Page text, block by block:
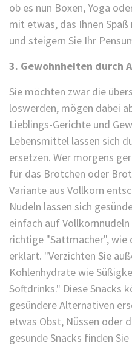
ob es nun Boxen, Yoga
mit etwas, das Ihnen
und steigern Sie Ihr
3. Gewohnheiten durch
Sie möchten zwar die
loswerden, mögen dabei
Lieblings-Gerichte und
Lebensmittel lassen sich
ersetzen. Wer morgens
für das Brötchen oder
Variante aus Vollkorn
Nudeln lassen sich
einfach auf
richtige "Sattmacher", wie
erklärt. "Verzichten Sie
Kohlenhydrate wie
Softdrinks." Diese Snacks
gesündere Alternativen
etwas Obst, Nüssen oder
gesunde Snacks finden Sie